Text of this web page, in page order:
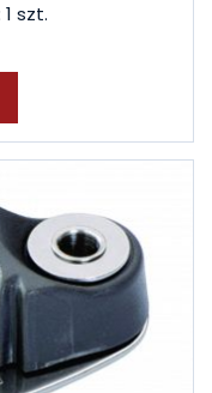
szt.